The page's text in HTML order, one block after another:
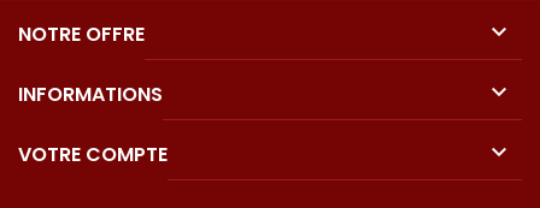
NOTRE OFFRE 
INFORMATIONS 
VOTRE COMPTE 